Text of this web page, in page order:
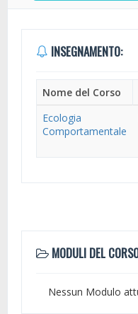
INSEGNAMENTO:
Nome del Corso
Ecologia
Comportamentale
MODULI DEL
Nessun Modulo